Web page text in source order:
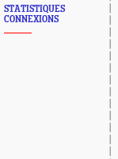
STATISTIQUES
CONNEXIONS